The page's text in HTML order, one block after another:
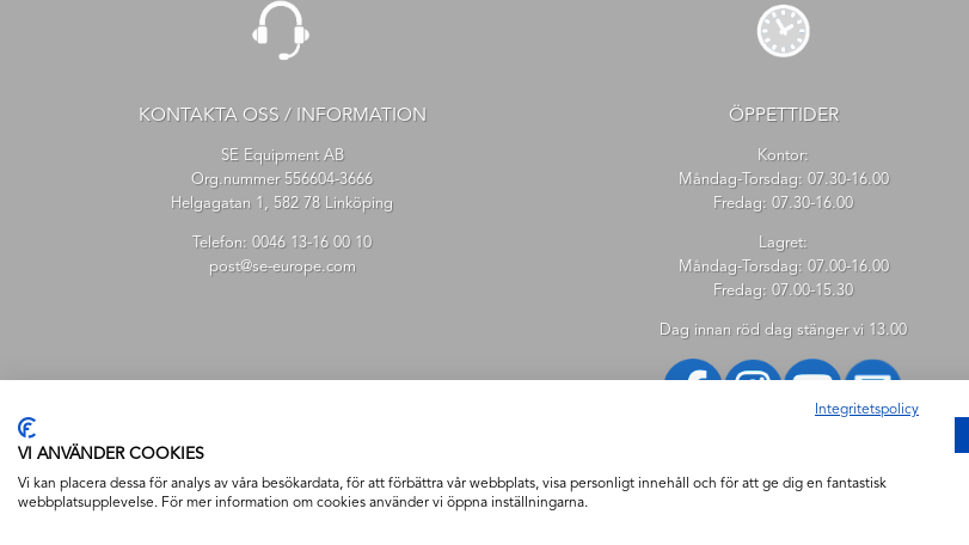
KONTAKTA OSS / INFORMATION
SE Equipment AB
Org.nummer 556604-3666
Helgagatan 1, 582 78 Linköping
Telefon: 0046 13-16 00 10
post@se-europe.com
ÖPPETTIDER
Kontor:
Måndag-Torsdag: 07.30-16.00
Fredag: 07.30-16.00
Lagret:
Måndag-Torsdag: 07.00-16.00
Fredag: 07.00-15.30
Dag innan röd dag stänger vi 13.00
Integritetspolicy
VI ANVÄNDER COOKIES
Vi kan placera dessa för analys av våra besökardata, för att förbättra vår webbplats, visa personligt innehåll och för att ge dig en fantastisk
webbplatsupplevelse. För mer information om cookies använder vi öppna inställningarna.